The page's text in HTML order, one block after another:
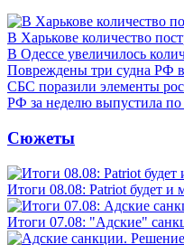
В Харькове количество
В Одессе увеличилось
Повреждены три судна РФ
СБС поразили элементы
РФ за неделю выпустила по
Сюжеты
Итоги 08.08: Patriot будет
Итоги 07.08: "Адские"